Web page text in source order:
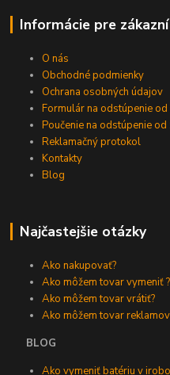
Informácie pre
O nás
Obchodné podmienky
Ochrana osobných údajov
Formulár na odstúpenie
Poučenie na odstúpenie
Reklamačný protokol
Kontakty
Blog
Najčastejšie otázky
Ako nakupovať?
Ako môžem tovar vymeniť ?
Ako môžem tovar vrátiť?
Ako môžem tovar
BLOG
Ako vymeniť batériu v